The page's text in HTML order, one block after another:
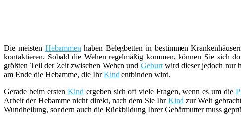
Die meisten Hebammen haben Belegbetten in bestimmen
kontaktieren. Sobald die Wehen regelmäßig kommen, können Sie sich
größten Teil der Zeit zwischen Wehen und Geburtwird dieser jedoch nur
am Ende die Hebamme, die IhrKind entbinden wird.
Gerade beim ersten Kind ergeben sich oft viele Fragen, wenn es um die
Arbeit der Hebamme nicht direkt, nach dem Sie Ihr Kind zur Welt
Wundheilung, sondern auch die Rückbildung Ihrer Gebärmutter muss